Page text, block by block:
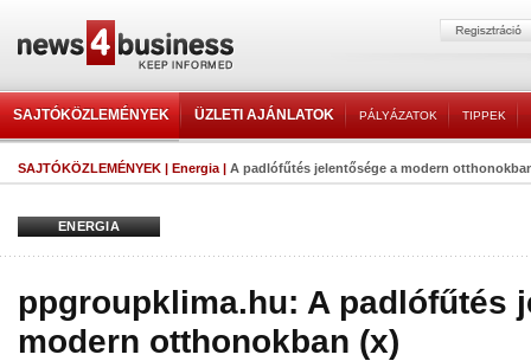
SAJTÓKÖZLEMÉNYEK ÜZLETI AJÁNLATOK PÁLYÁZATOK TIPPEK
SAJTÓKÖZLEMÉNYEK | Energia | A padlófűtés jelentősége a modern
ENERGIA
ppgroupklima.hu: A padlófűtés
modern otthonokban (x)